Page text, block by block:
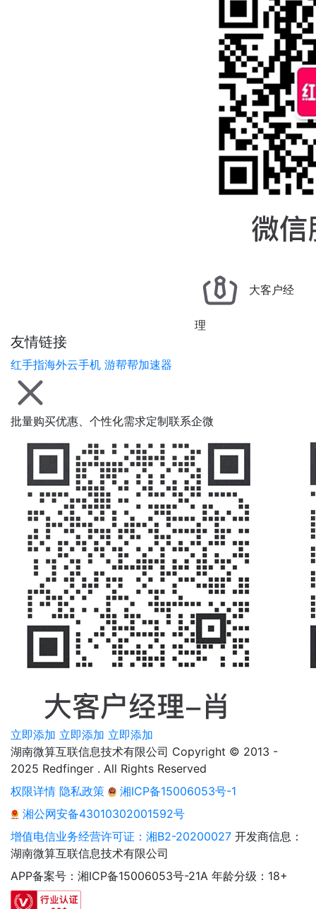
友情链接
红手指海外云手机 游帮帮加速器
大客户经
理
批量购买优惠、个性化需求定制联系企微
立即添加 立即添加 立即添加
湖南微算互联信息技术有限公司 Copyright © 2013 -
2025 Redfinger . All Rights Reserved
权限详情 隐私政策
湘ICP备15006053号-1
湘公网安备43010302001592号
增值电信业务经营许可证：湘B2-20200027 开发商信息：
湖南微算互联信息技术有限公司
APP备案号：湘ICP备15006053号-21A 年龄分级：18+